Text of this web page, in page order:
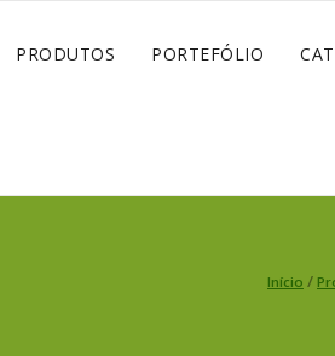
PRODUTOS PORTEFÓLIO
Início /